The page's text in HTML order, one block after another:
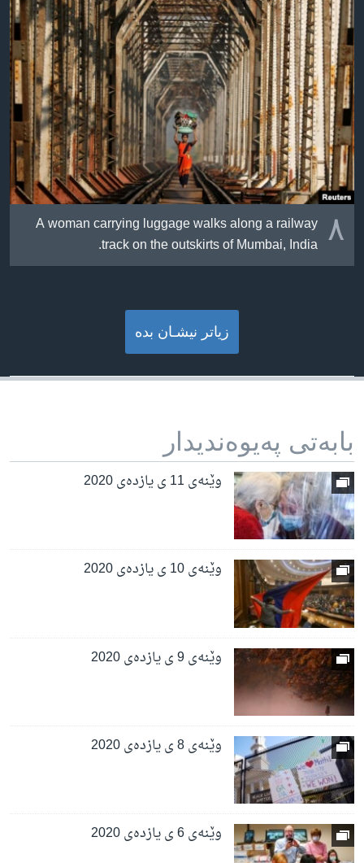
٨ A woman carrying luggage walks along a railway
track on the outskirts of Mumbai, India.
زیاتر نیشـان بده‌
بابه‌تی په‌یوه‌ندیدار
وێنەی 11 ی یازدەی 2020
وێنەی 10 ی یازدەی 2020
وێنەی 9 ی یازدەی 2020
وێنەی 8 ی یازدەی 2020
وێنەی 6 ی یازدەی 2020